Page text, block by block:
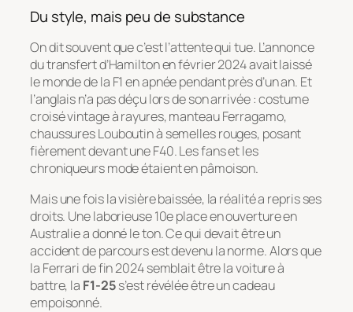
Du style, mais peu de substance
On dit souvent que c’est l’attente qui tue. L’annonce
du transfert d’Hamilton en février 2024 avait laissé
le monde de la F1 en apnée pendant près d’un an. Et
l’anglais n’a pas déçu lors de son arrivée : costume
croisé vintage à rayures, manteau Ferragamo,
chaussures Louboutin à semelles rouges, posant
fièrement devant une F40. Les fans et les
chroniqueurs mode étaient en pâmoison.
Mais une fois la visière baissée, la réalité a repris ses
droits. Une laborieuse 10e place en ouverture en
Australie a donné le ton. Ce qui devait être un
accident de parcours est devenu la norme. Alors que
la Ferrari de fin 2024 semblait être la voiture à
battre, la F1-25s’est révélée être un cadeau
empoisonné.